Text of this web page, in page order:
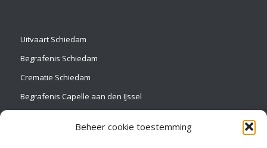
Beheer cookie toestemming
Uitvaart Schiedam
Begrafenis Schiedam
Crematie Schiedam
Begrafenis Capelle aan den IJssel